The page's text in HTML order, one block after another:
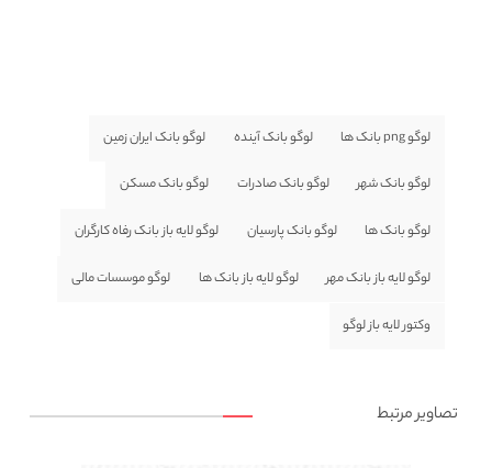
لوگو png بانک ها لوگو بانک آینده لوگو بانک ایران زمین
لوگو بانک شهر لوگو بانک صادرات لوگو بانک مسکن
لوگو بانک ها لوگو بانک پارسیان لوگو لایه باز بانک رفاه کارگران
لوگو لایه باز بانک مهر لوگو لایه باز بانک ها لوگو موسسات مالی
وکتور لایه باز لوگو
تصاویر مرتبط